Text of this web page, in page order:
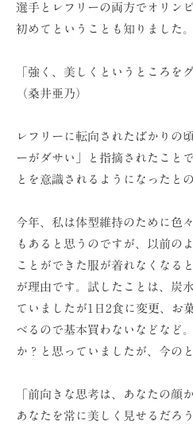
選手とレフリーの両方でオリン
初めてということも知りました。
「強く、美しくというところを
（桑井亜乃）
レフリーに転向されたばかりの
ーがダサい」と指摘されたこと
とを意識されるようになったと
今年、私は体型維持のために色
もあると思うのですが、以前の
ことができた服が着れなくなる
が理由です。試したことは、炭
ていましたが1日2食に変更、お
べるので基本買わないなどなど
か？と思っていましたが、今の
「前向きな思考は、あなたの顔
あなたを常に美しく見せるだろ